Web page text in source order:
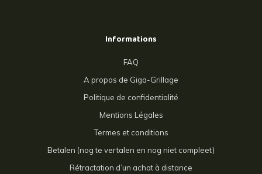
Informations
FAQ
A propos de Giga-Grillage
Politique de confidentialité
Mentions Légales
Termes et conditions
Betalen (nog te vertalen en nog niet compleet)
Rétractation d’un achat à distance